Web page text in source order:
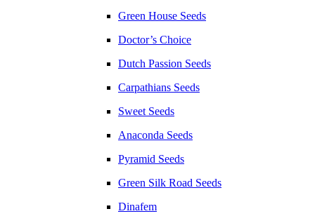
Green House Seeds
Doctor’s Choice
Dutch Passion Seeds
Carpathians Seeds
Sweet Seeds
Anaconda Seeds
Pyramid Seeds
Green Silk Road Seeds
Dinafem